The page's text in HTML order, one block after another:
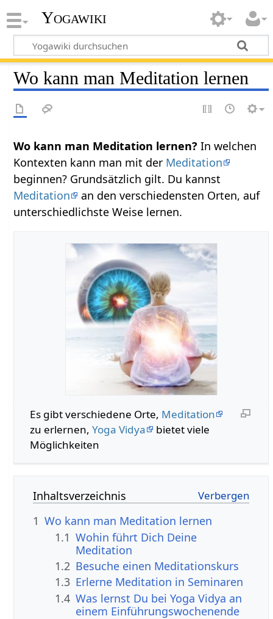
Yogawiki
Wo kann man Meditation lernen
Wo kann man Meditation lernen? In welchen
Kontexten kann man mit der Meditation
beginnen? Grundsätzlich gilt. Du kannst
Meditation
an den verschiedensten Orten, auf
unterschiedlichste Weise lernen.
Es gibt verschiedene Orte, Meditation
zu erlernen, Yoga Vidya
bietet viele
Möglichkeiten
Inhaltsverzeichnis
1 Wo kann man Meditation lernen
1.1 Wohin führt Dich Deine
Meditation
1.2 Besuche einen Meditationskurs
1.3 Erlerne Meditation in Seminaren
1.4 Was lernst Du bei Yoga Vidya an
einem Einführungswochenende